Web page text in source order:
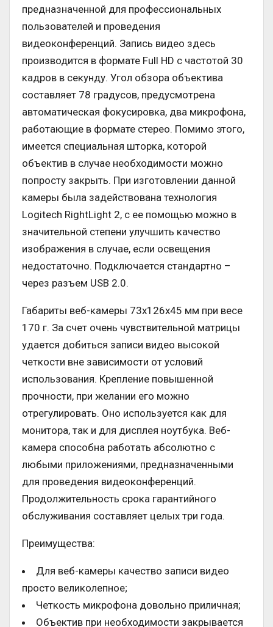
предназначенной для профессиональных
пользователей и проведения
видеоконференций. Запись видео здесь
производится в формате Full HD с частотой 30
кадров в секунду. Угол обзора объектива
составляет 78 градусов, предусмотрена
автоматическая фокусировка, два микрофона,
работающие в формате стерео. Помимо этого,
имеется специальная шторка, которой
объектив в случае необходимости можно
попросту закрыть. При изготовлении данной
камеры была задействована технология
Logitech RightLight 2, с ее помощью можно в
значительной степени улучшить качество
изображения в случае, если освещения
недостаточно. Подключается стандартно –
через разъем USB 2.0.
Габариты веб-камеры 73х126х45 мм при весе
170 г. За счет очень чувствительной матрицы
удается добиться записи видео высокой
четкости вне зависимости от условий
использования. Крепление повышенной
прочности, при желании его можно
отрегулировать. Оно используется как для
монитора, так и для дисплея ноутбука. Веб-
камера способна работать абсолютно с
любыми приложениями, предназначенными
для проведения видеоконференций.
Продолжительность срока гарантийного
обслуживания составляет целых три года.
Преимущества:
Для веб-камеры качество записи видео
просто великолепное;
Четкость микрофона довольно приличная;
Объектив при необходимости закрывается